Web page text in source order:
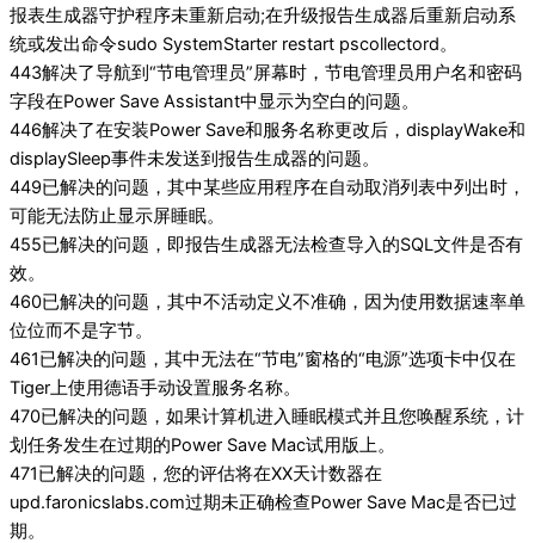
报表生成器守护程序未重新启动;在升级报告生成器后重新启动系
统或发出命令sudo SystemStarter restart pscollectord。
443解决了导航到“节电管理员”屏幕时，节电管理员用户名和密码
字段在Power Save Assistant中显示为空白的问题。
446解决了在安装Power Save和服务名称更改后，displayWake和
displaySleep事件未发送到报告生成器的问题。
449已解决的问题，其中某些应用程序在自动取消列表中列出时，
可能无法防止显示屏睡眠。
455已解决的问题，即报告生成器无法检查导入的SQL文件是否有
效。
460已解决的问题，其中不活动定义不准确，因为使用数据速率单
位位而不是字节。
461已解决的问题，其中无法在“节电”窗格的“电源”选项卡中仅在
Tiger上使用德语手动设置服务名称。
470已解决的问题，如果计算机进入睡眠模式并且您唤醒系统，计
划任务发生在过期的Power Save Mac试用版上。
471已解决的问题，您的评估将在XX天计数器在
upd.faronicslabs.com过期未正确检查Power Save Mac是否已过
期。